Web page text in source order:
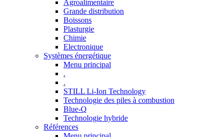
Agroalimentaire
Grande distribution
Boissons
Plasturgie
Chimie
Electronique
Systèmes énergétique
Menu principal
.
.
STILL Li-Ion Technology
Technologie des piles à combustion
Blue-Q
Technologie hybride
Références